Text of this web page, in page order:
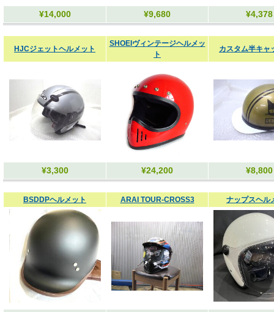
¥14,000 ¥9,680 ¥4,378
HJCジェットヘルメット
SHOEIヴィンテージヘルメッ
ト
カスタム半キャ
¥3,300 ¥24,200 ¥8,800
BSDDPヘルメット ARAI TOUR-CROSS3 ナップスヘル